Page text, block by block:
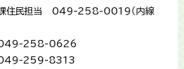
課住民担当 049-258-0019（内線
049-258-0626
049-259-8313